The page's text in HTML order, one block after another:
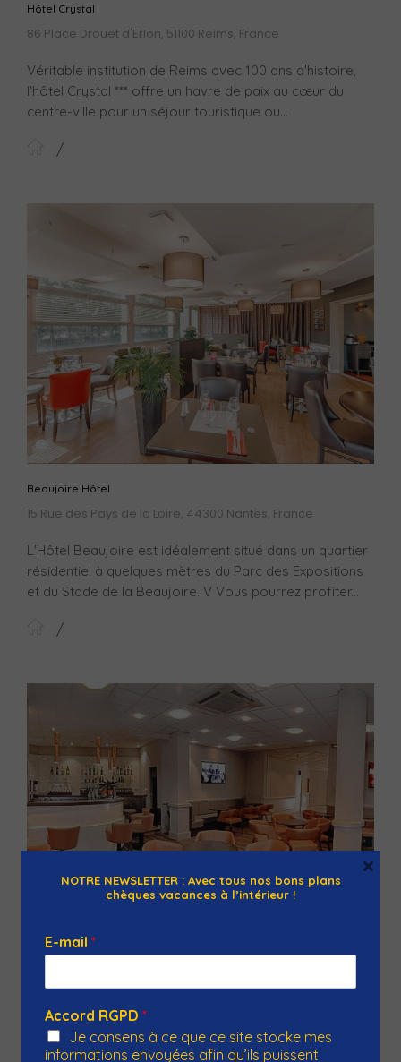
Hôtel Crystal
86 Place Drouet d'Erlon, 51100 Reims, France
Véritable institution de Reims avec 100 ans d'histoire,
l'hôtel Crystal *** offre un havre de paix au cœur du
centre-ville pour un séjour touristique ou...
Beaujoire Hôtel
15 Rue des Pays de la Loire, 44300 Nantes, France
L'Hôtel Beaujoire est idéalement situé dans un quartier
résidentiel à quelques mètres du Parc des Expositions
et du Stade de la Beaujoire. V Vous pourrez profiter...
34 Avenue Peyramale, 65100 Lourdes, France
L'hôtel Saint-Georges vous offre une position
stratégique au coeur du centre-ville, à quelques
NOTRE NEWSLETTER : Avec tous nos bons plans
chèques vacances à l’intérieur !
E-mail *
Accord RGPD *
Je consens à ce que ce site stocke mes
informations envoyées afin qu’ils puissent
×